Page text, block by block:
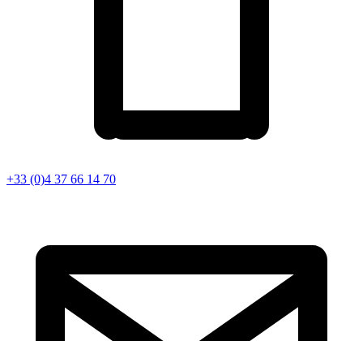
+33 (0)4 37 66 14 70